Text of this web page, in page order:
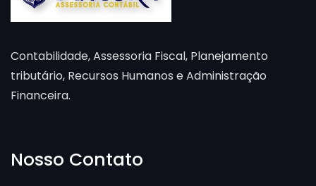
Contabilidade, Assessoria Fiscal, Planejamento
tributário, Recursos Humanos e Administração
Financeira.
Nosso Contato